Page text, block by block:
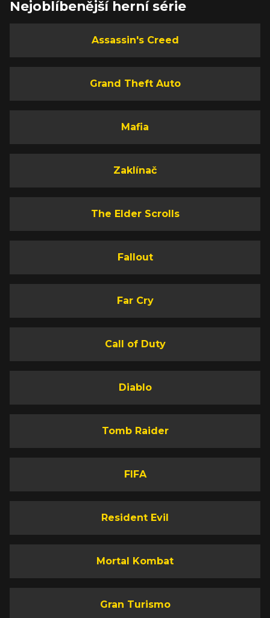
Nejoblíbenější herní série
Assassin's Creed
Grand Theft Auto
Mafia
Zaklínač
The Elder Scrolls
Fallout
Far Cry
Call of Duty
Diablo
Tomb Raider
FIFA
Resident Evil
Mortal Kombat
Gran Turismo